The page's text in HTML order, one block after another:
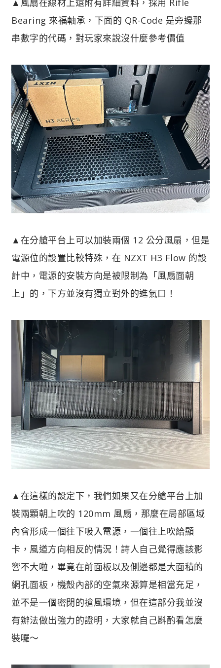
Bearing 來福軸承，下面的 QR-Code 是旁邊那
串數字的代碼，對玩家來說沒什麼參考價值
▲在分艙平台上可以加裝兩個 12 公分風扇，但是
電源位的設置比較特殊，在 NZXT H3 Flow 的設
計中，電源的安裝方向是被限制為「風扇面朝
上」的，下方並沒有獨立對外的進氣口！
▲在這樣的設定下，我們如果又在分艙平台上加
裝兩顆朝上吹的 120mm 風扇，那麼在局部區域
內會形成一個往下吸入電源，一個往上吹給顯
卡，風道方向相反的情況！詩人自己覺得應該影
響不大啦，畢竟在前面板以及側邊都是大面積的
網孔面板，機殼內部的空氣來源算是相當充足，
並不是一個密閉的搶風環境，但在這部分我並沒
有辦法做出強力的證明，大家就自己斟酌看怎麼
裝囉～